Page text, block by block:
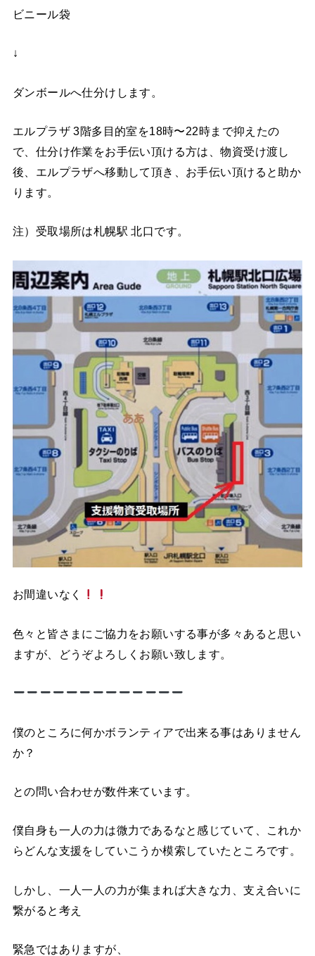
ビニール袋
↓
ダンボールへ仕分けします。
エルプラザ 3階多目的室を18時〜22時まで抑えたの
で、仕分け作業をお手伝い頂ける方は、物資受け渡し
後、エルプラザへ移動して頂き、お手伝い頂けると助か
ります。
注）受取場所は札幌駅 北口です。
お間違いなく
色々と皆さまにご協力をお願いする事が多々あると思い
ますが、どうぞよろしくお願い致します。
僕のところに何かボランティアで出来る事はありません
か？
との問い合わせが数件来ています。
僕自身も一人の力は微力であるなと感じていて、これか
らどんな支援をしていこうか模索していたところです。
しかし、一人一人の力が集まれば大きな力、支え合いに
繋がると考え
緊急ではありますが、